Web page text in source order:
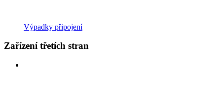
Výpadky připojení
Zařízení třetích stran